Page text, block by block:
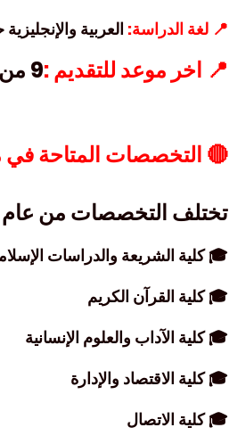
📍 لغة الدراسة: العربية
📍 اخر موعد للتقديم :9 من شهر يوليو 2026
🔴 التخصصات المتاحة في
تختلف التخصصات من عام
🎓 كلية الشريعة والدراسات
🎓 كلية القرآن الكريم
🎓 كلية الآداب والعلوم الإنسانية
🎓 كلية الاقتصاد والإدارة
🎓 كلية الاتصال